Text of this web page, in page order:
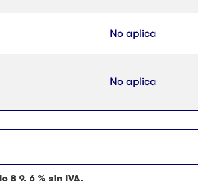
No aplica
No aplica
8 9. 6 % sin IVA.